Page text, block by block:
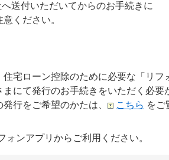
送付いただいてからのお手続きに
ください。
宅ローン控除のために必要な「リ
にて発行のお手続きをいただく必要
行をご希望のかたは、
こちら をご
ンアプリからご利用ください。